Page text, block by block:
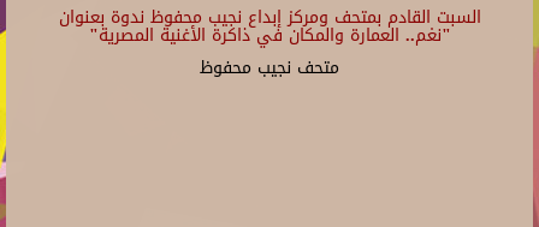
السبت القادم بمتحف ومركز إبداع نجيب محفوظ ندوة بعنوان
"نغم.. العمارة والمكان في ذاكرة الأغنية المصرية"
متحف نجيب محفوظ